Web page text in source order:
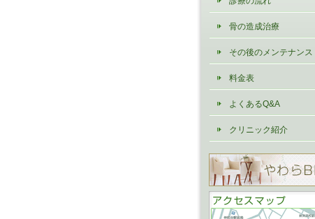
骨の造成治療
その後のメンテナンス
料金表
よくあるQ&A
クリニック紹介